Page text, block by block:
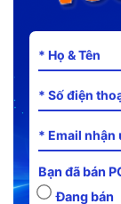
Bạn đã bán
Đang bán